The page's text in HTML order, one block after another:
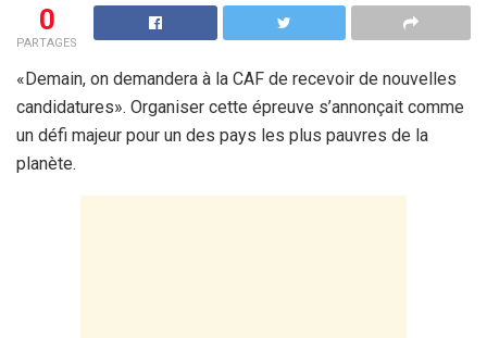
0
PARTAGES
«Demain, on demandera à la CAF de recevoir de nouvelles
candidatures». Organiser cette épreuve s’annonçait comme
un défi majeur pour un des pays les plus pauvres de la
planète.